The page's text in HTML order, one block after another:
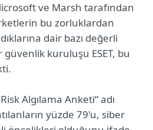
ve Marsh tarafından
bu zorluklardan
dair bazı değerli
güvenlik kuruluşu ESET, bu
Algılama Anketi“ adı
yüzde 79'u, siber